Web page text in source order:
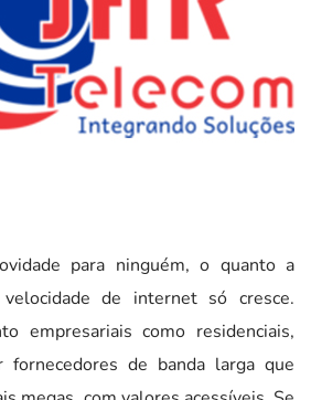
para ninguém, o quanto a
de internet só cresce.
empresariais como residenciais,
fornecedores de banda larga que